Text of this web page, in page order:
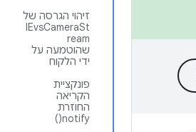
זיהוי הגרסה של
IEvsCameraSt
ream
שהוטמעה על
ידי הלקוח
פונקציית
הקריאה
החוזרת
notify()